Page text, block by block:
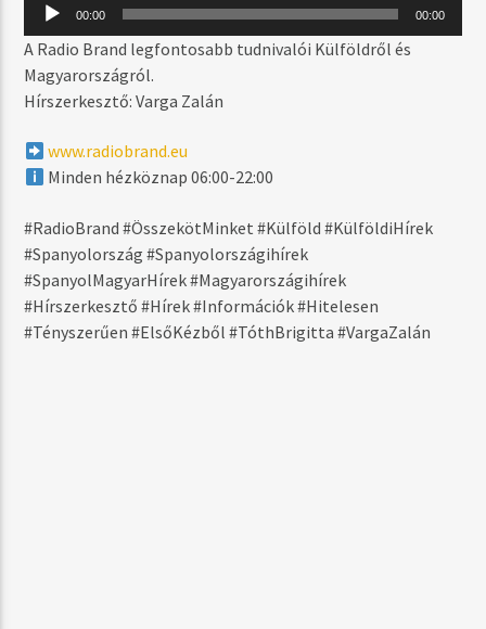
JUST BE GOOD TO ME
EARTH N DAYS
MŰSOR ADÁSBAN
06:00 17:59
00:00 00:00
A Radio Brand legfontosabb tudnivalói Külföldről és
Magyarországról.
Hírszerkesztő: Varga Zalán
www.radiobrand.eu
Minden hézköznap 06:00-22:00
#RadioBrand #ÖsszekötMinket #Külföld #KülföldiHírek
#Spanyolország #Spanyolországihírek
#SpanyolMagyarHírek #Magyarországihírek
#Hírszerkesztő #Hírek #Információk #Hitelesen
#Tényszerűen #ElsőKézből #TóthBrigitta #VargaZalán